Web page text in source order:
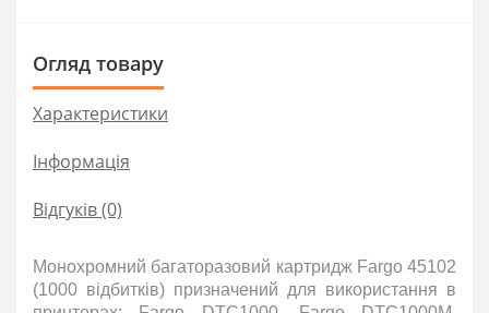
Огляд товару
Характеристики
Інформація
Відгуків (0)
Монохромний багаторазовий картридж Fargo 45102
(1000 відбитків) призначений для використання в